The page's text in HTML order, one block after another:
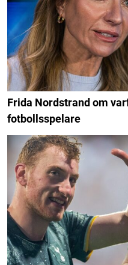
Frida Nordstrand om
fotbollsspelare